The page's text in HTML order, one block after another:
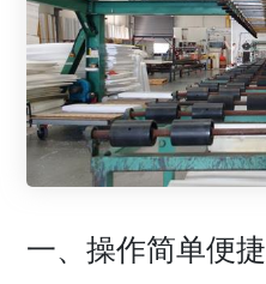
一、操作简单便捷